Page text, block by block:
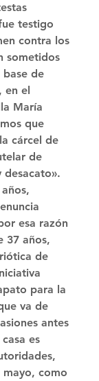
testigo
contra los
sometidos
de
en el
María
que
cárcel de
de
desacato».
esa razón
37 años,
de
para la
va de
antes
es
mayo, como